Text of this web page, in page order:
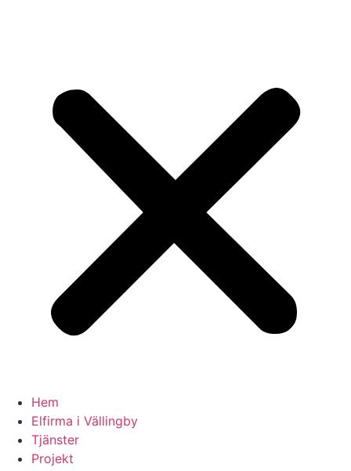
Hem
Elfirma i Vällingby
Tjänster
Projekt